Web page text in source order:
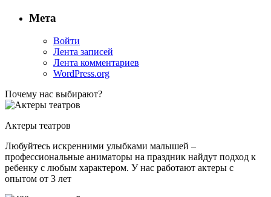
Мета
Войти
Лента записей
Лента комментариев
WordPress.org
Почему нас выбирают?
Актеры театров
Любуйтесь искренними улыбками малышей –
профессиональные аниматоры на праздник найдут подход к
ребенку с любым характером. У нас работают актеры с
опытом от 3 лет